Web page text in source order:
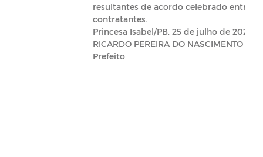
resultantes de acordo celebrado entre os
contratantes.
Princesa Isabel/PB, 25 de julho de 2022
RICARDO PEREIRA DO NASCIMENTO
Prefeito